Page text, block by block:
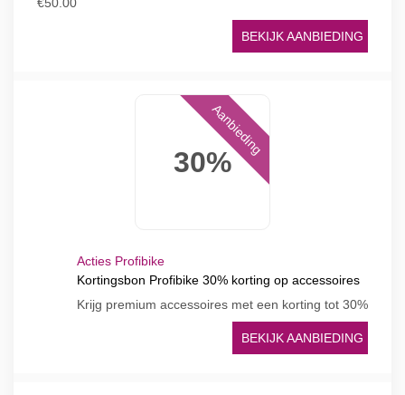
BEKIJK AANBIEDING
30%
Aanbieding
Acties Profibike
Kortingsbon Profibike 30% korting op accessoires
Krijg premium accessoires met een korting tot 30%
BEKIJK AANBIEDING